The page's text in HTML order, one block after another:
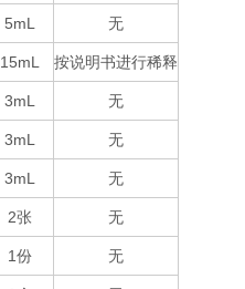
5mL 无
15mL 按说明书进行稀释
3mL 无
3mL 无
3mL 无
2张 无
1份 无